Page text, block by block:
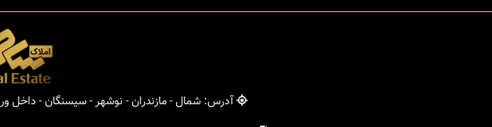
آدرس: شمال - مازندران - نوشهر - سیسنگان - داخل